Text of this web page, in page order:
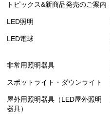
トピックス&新商品発売のご案内
LED照明
LED電球
非常用照明器具
スポットライト・ダウンライト
屋外用照明器具（LED屋外照明
器具）